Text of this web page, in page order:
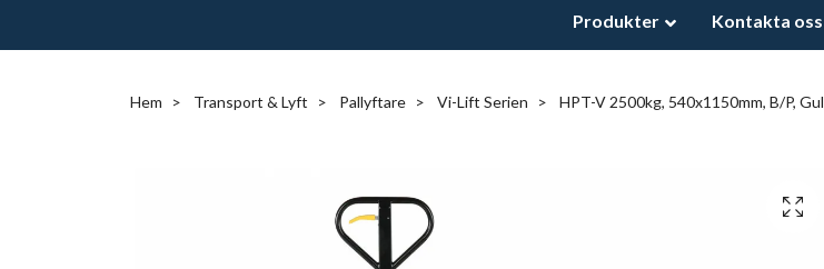
Produkter Kontakta oss
Hem Transport & Lyft Pallyftare Vi-Lift Serien HPT-V 2500kg, 540x1150mm, B/P, Gul